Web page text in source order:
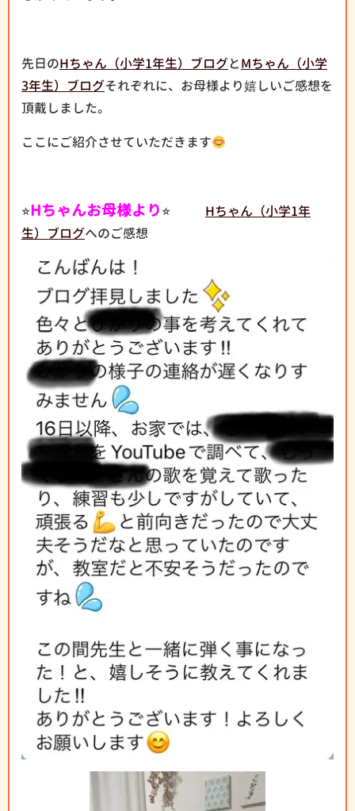
先日のHちゃん（小学1年生）ブログとMちゃん（小学
3年生）ブログそれぞれに、お母様より嬉しいご感想を
頂戴しました。
ここにご紹介させていただきます
⭐︎Hちゃんお母様より⭐︎
Hちゃん（小学1年
生）ブログへのご感想